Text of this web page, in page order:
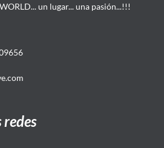
un lugar... una pasión...!!!
redes